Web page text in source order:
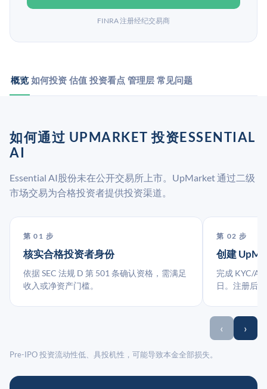
FINRA 注册经纪交易商
概览 如何投资 估值 投资看点 管理层 常见问题
如何通过 UPMARKET 投资ESSENTIAL
AI
Essential AI股份未在公开交易所上市。UpMarket 通过二级
市场交易为合格投资者提供投资渠道。
第 01 步
核实合格投资者身份
依据 SEC 法规 D 第 501 条确认资格，需满足
收入或净资产门槛。
第 02 步
创建
完成 KYC/
日。注册后
‹ ›
Pre-IPO 投资流动性低、具投机性，可能导致本金全部损失。